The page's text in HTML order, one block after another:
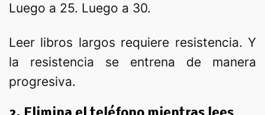
Luego a 25. Luego a 30.
Leer libros largos requiere resistencia. Y
la resistencia se entrena de manera
progresiva.